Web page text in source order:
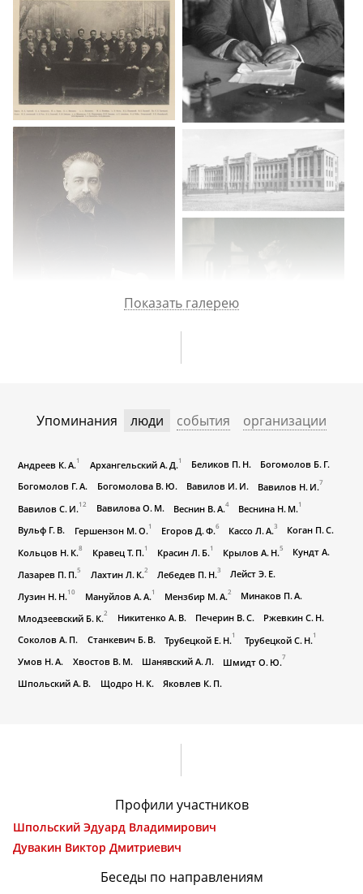
Вавилова О назначении С. И. Вавилова президентом Академии
наук СССР. О болезни и смерти С. И. Вавилова. Первая мировая
война. Организация Лазаревым рентгеновского кабинета. Работа
инспектором рентгеновских кабинетов. О государственных
экзаменах, выпускном свидетельстве и табели о рангах
для преподавателей. О магистерских экзаменах и звании
приват-
доцента. Об университетских профессорах, самообразовании
и своей научной деятельности. О характере П. П. Лазарева. Курская
магнитная аномалия и исследования Э. Е. Лейста.
Показать галерею
Упоминания люди события организации
Андреев К. А.1 Архангельский А. Д.1 Беликов П. Н.
Богомолов Б. Г.
Богомолов Г. А.
Богомолова В. Ю. Вавилов И. И. Вавилов Н. И.7
Вавилов С. И. 12 Вавилова О. М. Веснин В. А.4 Веснина Н. М. 1
Вульф Г. В. Гершензон М. О. 1 Егоров Д. Ф.6 Кассо Л. А.3
Коган П. С.
Кольцов Н. К.8 Кравец Т. П. 1 Красин Л. Б. 1 Крылов А. Н.5
Кундт А.
Лазарев П. П.5 Лахтин Л. К. 2 Лебедев П. Н.3
Лейст Э. Е.
Лузин Н. Н. 10 Мануйлов А. А. 1 Мензбир М. А. 2
Минаков П. А.
Млодзеевский Б. К.2 Никитенко А. В. Печерин В. С.
Ржевкин С. Н.
Соколов А. П.
Станкевич Б. В. Трубецкой Е. Н. 1 Трубецкой С. Н. 1
Умов Н. А. Хвостов В. М. Шанявский А. Л. Шмидт О. Ю.7
Шпольский А. В. Щодро Н. К. Яковлев К. П.
Профили участников
Шпольский Эдуард Владимирович
Дувакин Виктор Дмитриевич
Беседы по направлениям